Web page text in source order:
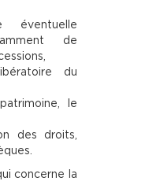
éventuelle
de
du
le
des droits,
concerne la